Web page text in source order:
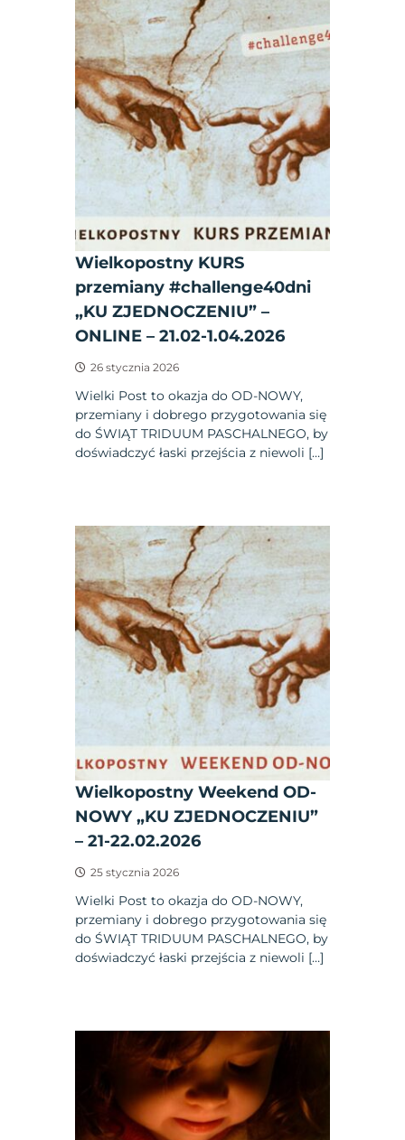
Wielkopostny KURS
przemiany #challenge40dni
„KU ZJEDNOCZENIU” –
ONLINE – 21.02-1.04.2026
26 stycznia 2026
Wielki Post to okazja do OD-NOWY,
przemiany i dobrego przygotowania się
do ŚWIĄT TRIDUUM PASCHALNEGO, by
doświadczyć łaski przejścia z niewoli […]
Wielkopostny Weekend OD-
NOWY „KU ZJEDNOCZENIU”
– 21-22.02.2026
25 stycznia 2026
Wielki Post to okazja do OD-NOWY,
przemiany i dobrego przygotowania się
do ŚWIĄT TRIDUUM PASCHALNEGO, by
doświadczyć łaski przejścia z niewoli […]